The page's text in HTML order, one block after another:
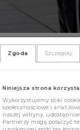
Zgoda Szczegóły
Niniejsza strona
Wykorzystujemy pliki
społecznościowe i
naszej witryny,
Partnerzy mogą połączyć